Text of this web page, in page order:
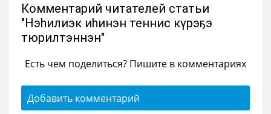
Комментарий читателей статьи
"Нэһилиэк иһинэн теннис күрэҕэ
тюрилтэннэн"
Есть чем поделиться? Пишите в комментариях
Добавить комментарий